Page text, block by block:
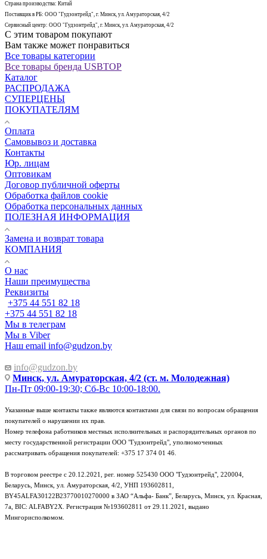
Страна производства: Китай
Поставщик в РБ: ООО "Гудзонтрейд", г. Минск, ул. Амураторская, 4/2
Сервисный центр: ООО "Гудзонтрейд", г. Минск, ул. Амураторская, 4/2
С этим товаром покупают
Вам также может понравиться
Все товары категории
Все товары бренда USBTOP
Каталог
РАСПРОДАЖА
СУПЕРЦЕНЫ
ПОКУПАТЕЛЯМ
Оплата
Самовывоз и доставка
Контакты
Юр. лицам
Оптовикам
Договор публичной оферты
Обработка файлов cookie
Обработка персональных данных
ПОЛЕЗНАЯ ИНФОРМАЦИЯ
Замена и возврат товара
КОМПАНИЯ
О нас
Наши преимущества
Реквизиты
+375 44 551 82 18
+375 44 551 82 18
Мы в телеграм
Мы в Viber
Наш email info@gudzon.by
info@gudzon.by
Минск, ул. Амураторская, 4/2 (ст. м. Молодежная)
Пн-Пт 09:00-19:30; Сб-Вс 10:00-18:00.
Указанные выше контакты также являются контактами для связи по вопросам обращения
покупателей о нарушении их прав.
Номер телефона работников местных исполнительных и распорядительных органов по
месту государственной регистрации ООО "Гудзонтрейд", уполномоченных
рассматривать обращения покупателей: +375 17 374 01 46.
В торговом реестре с 20.12.2021, рег. номер 525430 ООО "Гудзонтрейд", 220004,
Беларусь, Минск, ул. Амураторская, 4/2, УНП 193602811,
BY45ALFA30122B23770010270000 в ЗАО “Альфа- Банк”, Беларусь, Минск, ул. Красная,
7а, BIC: ALFABY2X. Регистрация №193602811 от 29.11.2021, выдано
Мингорисполкомом.